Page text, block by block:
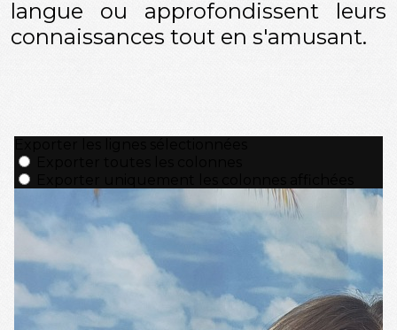
langue ou approfondissent leurs
connaissances tout en s'amusant.